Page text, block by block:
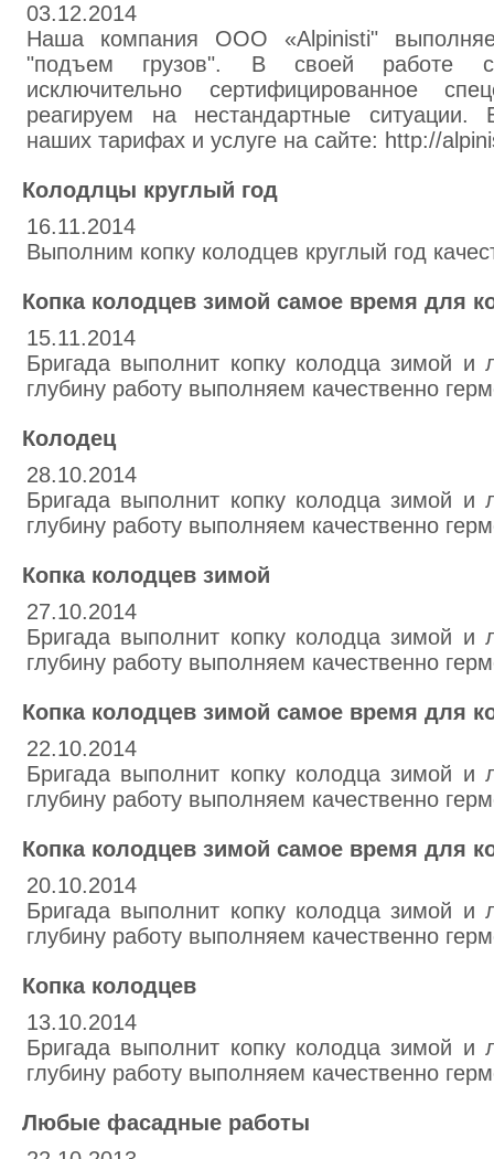
03.12.2014
Наша компания ООО «Alpinisti"
"подъем грузов". В своей работе
исключительно сертифицированное
реагируем на нестандартные
наших тарифах и услуге на сайте: http://
Колодлцы круглый год
16.11.2014
Выполним копку колодцев круглый год
Копка колодцев зимой самое время для
15.11.2014
Бригада выполнит копку колодца зимой
глубину работу выполняем качественно
Колодец
28.10.2014
Бригада выполнит копку колодца зимой
глубину работу выполняем качественно
Копка колодцев зимой
27.10.2014
Бригада выполнит копку колодца зимой
глубину работу выполняем качественно
Копка колодцев зимой самое время для
22.10.2014
Бригада выполнит копку колодца зимой
глубину работу выполняем качественно
Копка колодцев зимой самое время для
20.10.2014
Бригада выполнит копку колодца зимой
глубину работу выполняем качественно
Копка колодцев
13.10.2014
Бригада выполнит копку колодца зимой
глубину работу выполняем качественно
Любые фасадные работы